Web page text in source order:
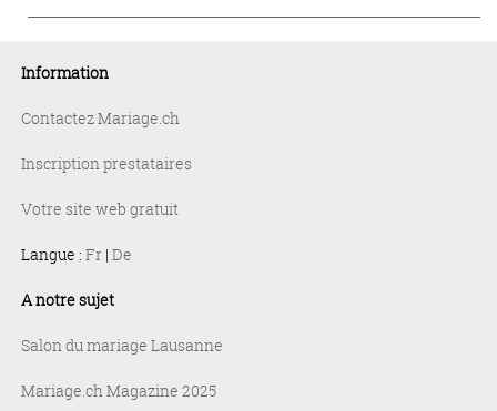
Information
Contactez Mariage.ch
Inscription prestataires
Votre site web gratuit
Langue : Fr | De
A notre sujet
Salon du mariage Lausanne
Mariage.ch Magazine 2025